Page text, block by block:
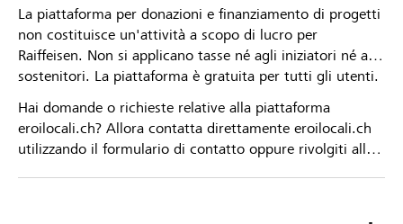
La piattaforma per donazioni e finanziamento di progetti
non costituisce un'attività a scopo di lucro per
Raiffeisen. Non si applicano tasse né agli iniziatori né ai
sostenitori. La piattaforma è gratuita per tutti gli utenti.
Hai domande o richieste relative alla piattaforma
eroilocali.ch? Allora contatta direttamente eroilocali.ch
utilizzando il formulario di contatto oppure rivolgiti alla